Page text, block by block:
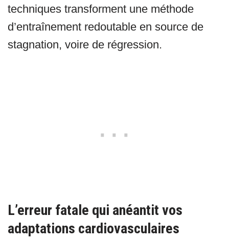
techniques transforment une méthode
d’entraînement redoutable en source de
stagnation, voire de régression.
L’erreur fatale qui anéantit vos
adaptations cardiovasculaires